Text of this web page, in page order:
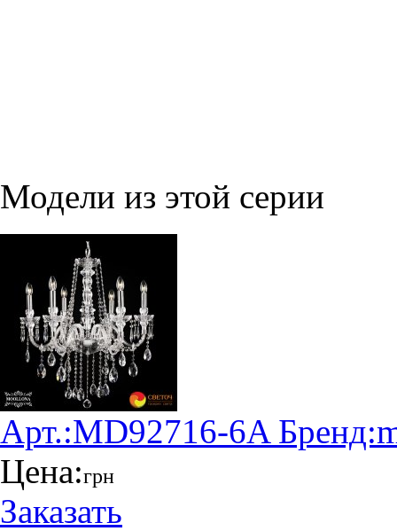
Модели из этой серии
Арт.:MD92716-6A Бренд:
Цена:грн
Заказать